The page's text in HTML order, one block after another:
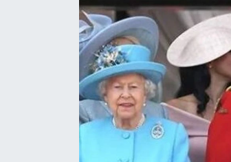
MAGAZİN
ÖZEL HABER
SAĞLIK